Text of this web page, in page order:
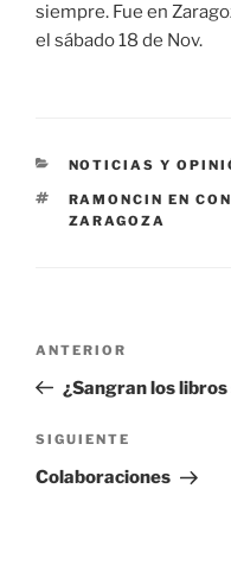
siempre. Fue en
el sábado 18 de Nov.
CATEGORÍAS
NOTICIAS Y
ETIQUETAS
RAMONCIN EN
ZARAGOZA
entradas
Entrada
anterior:
ANTERIOR
¿Sangran los libros
Siguiente
entrada
SIGUIENTE
Colaboraciones